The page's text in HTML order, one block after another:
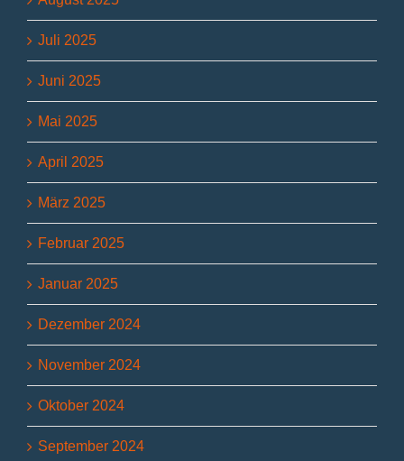
Juli 2025
Juni 2025
Mai 2025
April 2025
März 2025
Februar 2025
Januar 2025
Dezember 2024
November 2024
Oktober 2024
September 2024